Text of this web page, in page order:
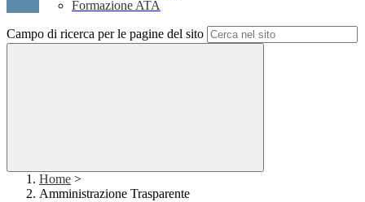
Formazione ATA
Campo di ricerca per le pagine del sito
Home >
Amministrazione Trasparente